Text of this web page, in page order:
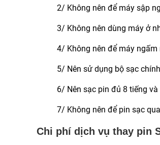
2/ Không nên để máy sập
3/ Không nên dùng máy ở
4/ Không nên để máy ngấm
5/ Nên sử dụng bộ sạc
6/ Nên sạc pin đủ 8 tiếng
7/ Không nên để pin sạc
Chi phí dịch vụ thay pin